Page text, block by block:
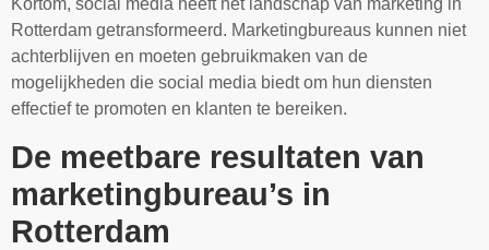
Kortom, social media heeft het landschap van marketing in
Rotterdam getransformeerd. Marketingbureaus kunnen niet
achterblijven en moeten gebruikmaken van de
mogelijkheden die social media biedt om hun diensten
effectief te promoten en klanten te bereiken.
De meetbare resultaten van
marketingbureau’s in
Rotterdam